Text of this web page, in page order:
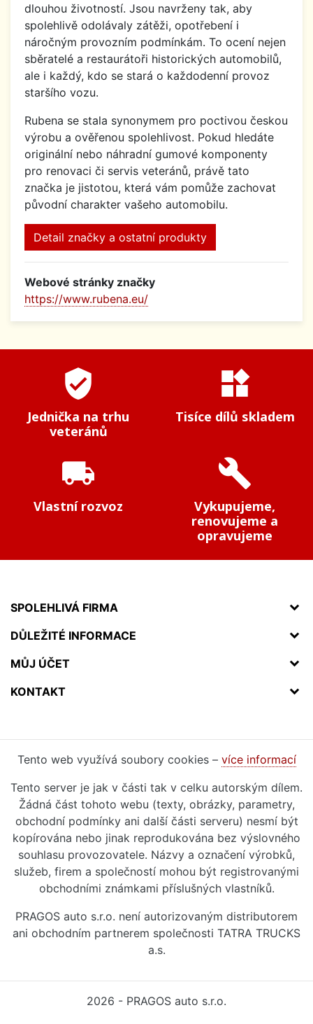
dlouhou životností. Jsou navrženy tak, aby
spolehlivě odolávaly zátěži, opotřebení i
náročným provozním podmínkám. To ocení nejen
sběratelé a restaurátoři historických automobilů,
ale i každý, kdo se stará o každodenní provoz
staršího vozu.
Rubena se stala synonymem pro poctivou českou
výrobu a ověřenou spolehlivost. Pokud hledáte
originální nebo náhradní gumové komponenty
pro renovaci či servis veteránů, právě tato
značka je jistotou, která vám pomůže zachovat
původní charakter vašeho automobilu.
Detail značky a ostatní produkty
Webové stránky značky
https://www.rubena.eu/
verified_user
Jednička na trhu
veteránů
widgets
Tisíce dílů skladem
local_shipping
Vlastní rozvoz
build
Vykupujeme,
renovujeme a
opravujeme
SPOLEHLIVÁ FIRMA
DŮLEŽITÉ INFORMACE
MŮJ ÚČET
KONTAKT
Tento web využívá soubory cookies – více informací
Tento server je jak v části tak v celku autorským dílem.
Žádná část tohoto webu (texty, obrázky, parametry,
obchodní podmínky ani další části serveru) nesmí být
kopírována nebo jinak reprodukována bez výslovného
souhlasu provozovatele. Názvy a označení výrobků,
služeb, firem a společností mohou být registrovanými
obchodními známkami příslušných vlastníků.
PRAGOS auto s.r.o. není autorizovaným distributorem
ani obchodním partnerem společnosti TATRA TRUCKS
a.s.
2026 - PRAGOS auto s.r.o.